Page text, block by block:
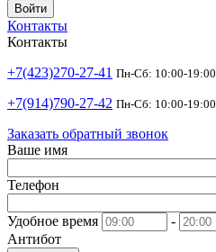
Войти
Контакты
Контакты
+7(423)270-27-41 Пн-Сб: 10:00-19:00
+7(914)790-27-42 Пн-Сб: 10:00-19:00
Заказать обратный звонок
Ваше имя
Телефон
Удобное время
-
Антибот